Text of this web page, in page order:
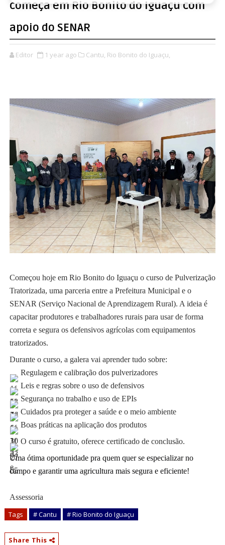
começa em Rio Bonito do Iguaçu com
apoio do SENAR
Editor 1 year ago Cantu, Rio Bonito do Iguaçu,
Começou hoje em Rio Bonito do Iguaçu o curso de Pulverização
Tratorizada, uma parceria entre a Prefeitura Municipal e o
SENAR (Serviço Nacional de Aprendizagem Rural). A ideia é
capacitar produtores e trabalhadores rurais para usar de forma
correta e segura os defensivos agrícolas com equipamentos
tratorizados.
Durante o curso, a galera vai aprender tudo sobre:
Regulagem e calibração dos pulverizadores
Leis e regras sobre o uso de defensivos
Segurança no trabalho e uso de EPIs
Cuidados pra proteger a saúde e o meio ambiente
Boas práticas na aplicação dos produtos
O curso é gratuito, oferece certificado de conclusão.
Uma ótima oportunidade pra quem quer se especializar no
campo e garantir uma agricultura mais segura e eficiente!
Assessoria
Tags # Cantu # Rio Bonito do Iguaçu
Share This